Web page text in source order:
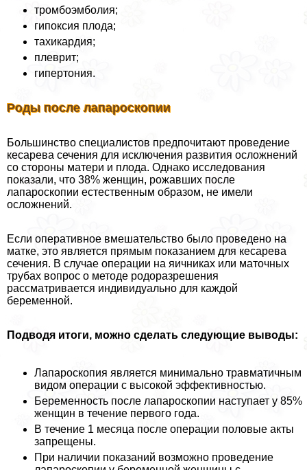
тромбоэмболия;
гипоксия плода;
тахикардия;
плеврит;
гипертония.
Роды после лапароскопии
Большинство специалистов предпочитают проведение
кесарева сечения для исключения развития осложнений
со стороны матери и плода. Однако исследования
показали, что 38% женщин, рожавших после
лапароскопии естественным образом, не имели
осложнений.
Если оперативное вмешательство было проведено на
матке, это является прямым показанием для кесарева
сечения. В случае операции на яичниках или маточных
трубах вопрос о методе родоразрешения
рассматривается индивидуально для каждой
беременной.
Подводя итоги, можно сделать следующие выводы:
Лапароскопия является минимально травматичным
видом операции с высокой эффективностью.
Беременность после лапароскопии наступает у 85%
женщин в течение первого года.
В течение 1 месяца после операции пoлoвые акты
запрещены.
При наличии показаний возможно проведение